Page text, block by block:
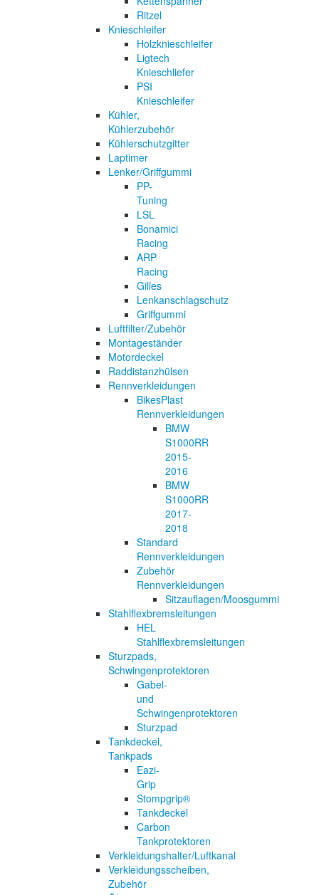
Ritzel
Knieschleifer
Holzknieschleifer
Ligtech
Knieschliefer
PSI
Knieschleifer
Kühler,
Kühlerzubehör
Kühlerschutzgitter
Laptimer
Lenker/Griffgummi
PP-
Tuning
LSL
Bonamici
Racing
ARP
Racing
Gilles
Lenkanschlagschutz
Griffgummi
Luftfilter/Zubehör
Montageständer
Motordeckel
Raddistanzhülsen
Rennverkleidungen
BikesPlast
Rennverkleidungen
BMW
S1000RR
2015-
2016
BMW
S1000RR
2017-
2018
Standard
Rennverkleidungen
Zubehör
Rennverkleidungen
Sitzauflagen/Moosgummi
Stahlflexbremsleitungen
HEL
Stahlflexbremsleitungen
Sturzpads,
Schwingenprotektoren
Gabel-
und
Schwingenprotektoren
Sturzpad
Tankdeckel,
Tankpads
Eazi-
Grip
Stompgrip®
Tankdeckel
Carbon
Tankprotektoren
Verkleidungshalter/Luftkanal
Verkleidungsscheiben,
Zubehör